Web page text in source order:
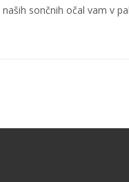
sončnih očal vam v